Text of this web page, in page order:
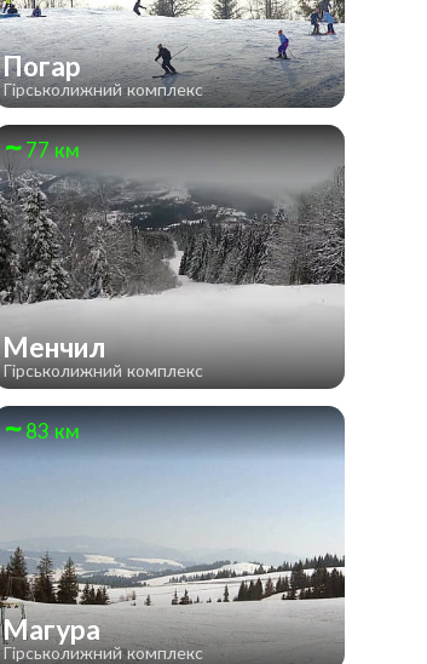
Погар
Гірськолижний комплекс
77 км
Менчил
Гірськолижний комплекс
83 км
Магура
Гірськолижний комплекс